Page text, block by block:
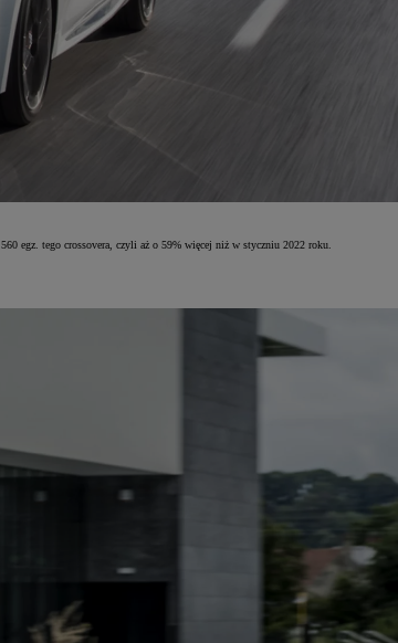
egz. tego crossovera, czyli aż o 59% więcej niż w styczniu 2022 roku.